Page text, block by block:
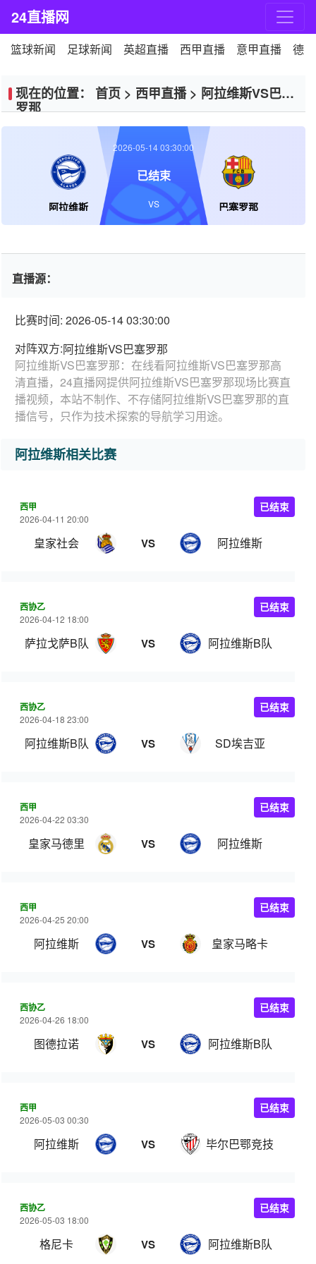
24直播网
篮球新闻 足球新闻 英超直播 西甲直播 意甲直播 德
现在的位置： 首页 > 西甲直播> 阿拉维斯VS巴塞
罗那
阿拉维斯 巴塞罗那
2026-05-14 03:30:00
已结束
VS
直播源：
比赛时间: 2026-05-14 03:30:00
对阵双方:阿拉维斯VS巴塞罗那
阿拉维斯VS巴塞罗那：在线看阿拉维斯VS巴塞罗那高
清直播，24直播网提供阿拉维斯VS巴塞罗那现场比赛直
播视频，本站不制作、不存储阿拉维斯VS巴塞罗那的直
播信号，只作为技术探索的导航学习用途。
阿拉维斯相关比赛
西甲
2026-04-11 20:00
皇家社会 VS 阿拉维斯
已结束
西协乙
2026-04-12 18:00
萨拉戈萨B队 VS 阿拉维斯B队
已结束
西协乙
2026-04-18 23:00
阿拉维斯B队 VS SD埃吉亚
已结束
西甲
2026-04-22 03:30
皇家马德里 VS 阿拉维斯
已结束
西甲
2026-04-25 20:00
阿拉维斯 VS 皇家马略卡
已结束
西协乙
2026-04-26 18:00
图德拉诺 VS 阿拉维斯B队
已结束
西甲
2026-05-03 00:30
阿拉维斯 VS 毕尔巴鄂竞技
已结束
西协乙
2026-05-03 18:00
格尼卡 VS 阿拉维斯B队
已结束